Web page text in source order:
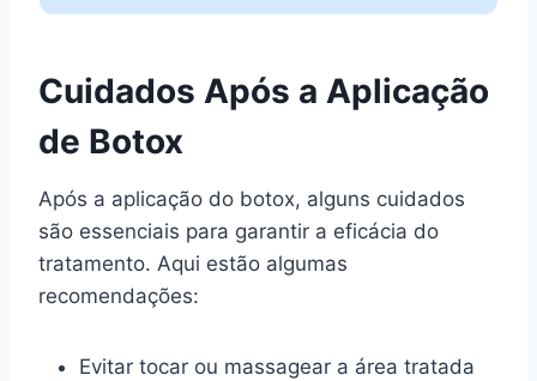
Cuidados Após a Aplicação
de Botox
Após a aplicação do botox, alguns cuidados
são essenciais para garantir a eficácia do
tratamento. Aqui estão algumas
recomendações:
Evitar tocar ou massagear a área tratada